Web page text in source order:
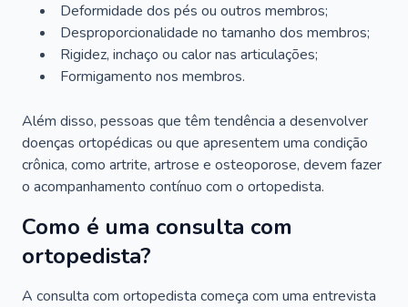
Deformidade dos pés ou outros membros;
Desproporcionalidade no tamanho dos membros;
Rigidez, inchaço ou calor nas articulações;
Formigamento nos membros.
Além disso, pessoas que têm tendência a desenvolver
doenças ortopédicas ou que apresentem uma condição
crônica, como artrite, artrose e osteoporose, devem fazer
o acompanhamento contínuo com o ortopedista.
Como é uma consulta com
ortopedista?
A consulta com ortopedista começa com uma entrevista